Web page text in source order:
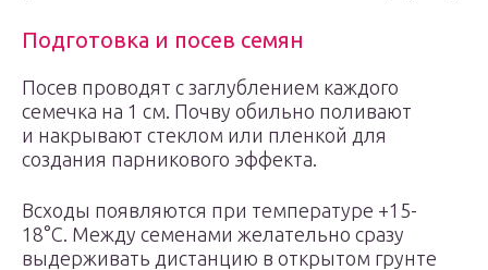
Подготовка и посев семян
Посев проводят с заглублением каждого
семечка на 1 см. Почву обильно поливают
и накрывают стеклом или пленкой для
создания парникового эффекта.
Всходы появляются при температуре +15-
18°С. Между семенами желательно сразу
выдерживать дистанцию в открытом грунте